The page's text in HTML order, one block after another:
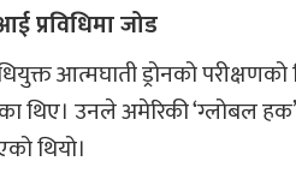
प्रविधिमा जोड
आत्मघाती ड्रोनको
थिए। उनले अमेरिकी ‘ग्लोबल
थियो।